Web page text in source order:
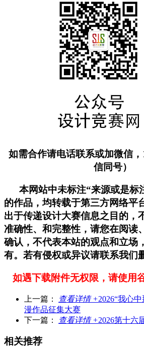
如需合作请电话联系或加微信
信同号）
本网站中未标注“来源或是标
的作品，均转载于第三方网络平
出于传递设计大赛信息之目的，
准确性、和完整性，请您在阅读
确认，不代表本站的观点和立场
有。若有侵权或异议请联系我们
如遇下载附件无权限，请使用
上一篇： 查看详情 +2026“我心
漫作品征集大赛
下一篇：
查看详情 +2026第十六
相关推荐